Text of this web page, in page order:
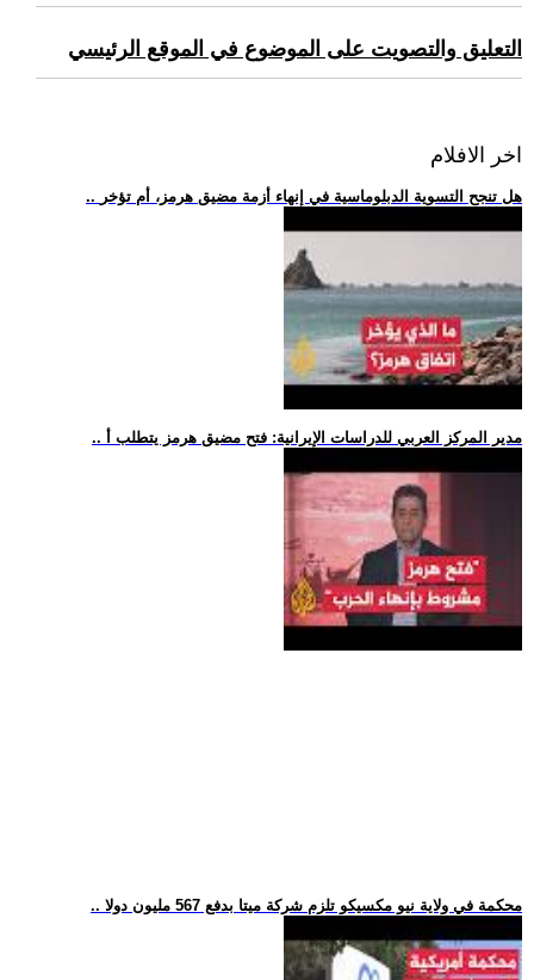
التعليق والتصويت على الموضوع في الموقع الرئيسي
اخر الافلام
.. هل تنجح التسوية الدبلوماسية في إنهاء أزمة مضيق هرمز، أم تؤخر
.. مدير المركز العربي للدراسات الإيرانية: فتح مضيق هرمز يتطلب أ
.. محكمة في ولاية نيو مكسيكو تلزم شركة ميتا بدفع 567 مليون دولا